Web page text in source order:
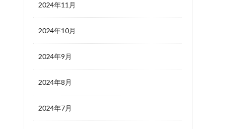
2024年11月
2024年10月
2024年9月
2024年8月
2024年7月